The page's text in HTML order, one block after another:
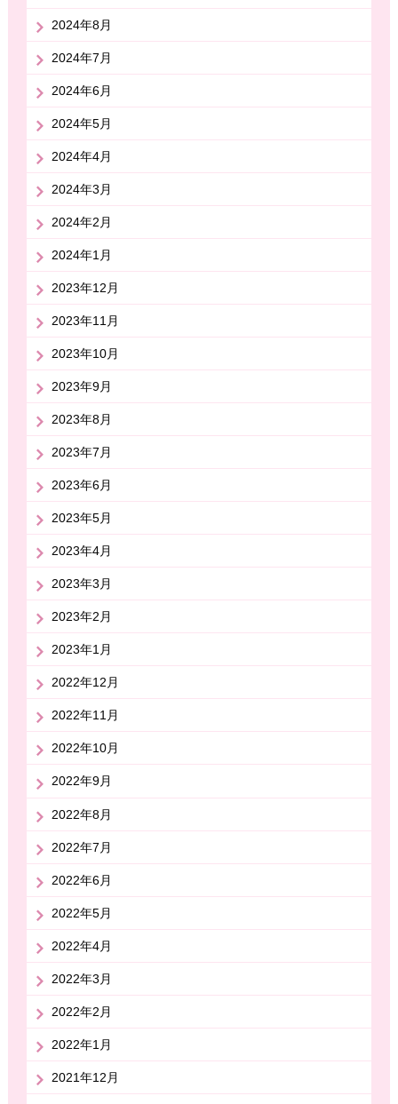
2024年8月
2024年7月
2024年6月
2024年5月
2024年4月
2024年3月
2024年2月
2024年1月
2023年12月
2023年11月
2023年10月
2023年9月
2023年8月
2023年7月
2023年6月
2023年5月
2023年4月
2023年3月
2023年2月
2023年1月
2022年12月
2022年11月
2022年10月
2022年9月
2022年8月
2022年7月
2022年6月
2022年5月
2022年4月
2022年3月
2022年2月
2022年1月
2021年12月